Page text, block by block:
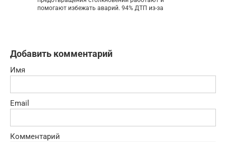
помогают избежать аварий. 94% ДТП из-за
Добавить комментарий
Имя
Email
Комментарий